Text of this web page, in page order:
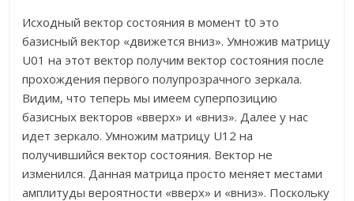
Исходный вектор состояния в момент t0 это
базисный вектор «движется вниз». Умножив матрицу
U01 на этот вектор получим вектор состояния после
прохождения первого полупрозрачного зеркала.
Видим, что теперь мы имеем суперпозицию
базисных векторов «вверх» и «вниз». Далее у нас
идет зеркало. Умножим матрицу U12 на
получившийся вектор состояния. Вектор не
изменился. Данная матрица просто меняет местами
амплитуды вероятности «вверх» и «вниз». Поскольку